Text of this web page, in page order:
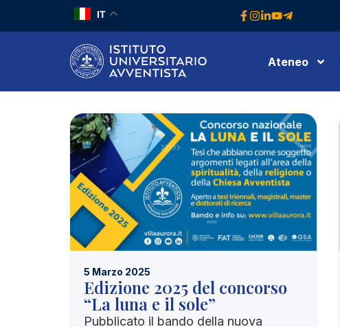
IT
Ateneo
5 Marzo 2025
Edizione 2025 del concorso
“La luna e il sole”
Pubblicato il bando della nuova